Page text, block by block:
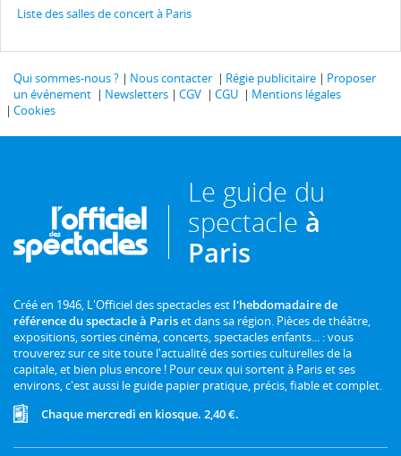
Liste des salles de concert à Paris
Qui sommes-nous ? Nous contacter Régie publicitaire
Proposer
un événement
Newsletters CGV CGU
Mentions légales
Cookies
Le guide du
spectacle à
Paris
Créé en 1946, L'Officiel des spectacles est l'hebdomadaire de
référence du spectacle à Pariset dans sa région. Pièces de théâtre,
expositions, sorties cinéma, concerts, spectacles enfants... : vous
trouverez sur ce site toute l'actualité des sorties culturelles de la
capitale, et bien plus encore ! Pour ceux qui sortent à Paris et ses
environs, c'est aussi le guide papier pratique, précis, fiable et complet.
Chaque mercredi en kiosque. 2,40 €.